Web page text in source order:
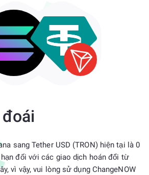
sang Tether USD (TRON) hiện tại là 0
hạn đối với các giao dịch hoán đổi từ
vì vậy, vui lòng sử dụng ChangeNOW